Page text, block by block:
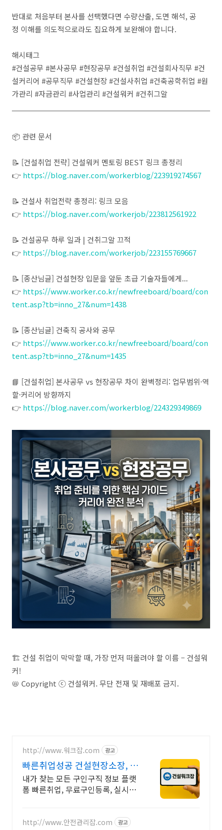
반대로 처음부터 본사를 선택했다면 수량산출, 도면 해석, 공
정 이해를 의도적으로라도 집요하게 보완해야 합니다.
해시태그
#건설공무 #본사공무 #현장공무 #건설취업 #건설회사직무 #건
설커리어 #공무직무 #건설현장 #건설사취업 #건축공학취업 #원
가관리 #자금관리 #사업관리 #건설워커 #건취그알
📦 관련 문서
📝 [건설취업 전략] 건설워커 멘토링 BEST 링크 총정리
👉 https://blog.naver.com/workerblog/223919274567
📝 건설사 취업전략 총정리: 링크 모음
👉 https://blog.naver.com/workerjob/223812561922
​📝 건설공무 하루 일과 | 건취그알 끄적
👉 https://blog.naver.com/workerjob/223155769667
📝 [종산님글] 건설현장 입문을 앞둔 초급 기술자들에게...
👉 https://www.worker.co.kr/newfreeboard/board/con
tent.asp?tb=inno_27&num=1438
📝 [종산님글] 건축직 공사와 공무
👉 https://www.worker.co.kr/newfreeboard/board/con
tent.asp?tb=inno_27&num=1435
📘 [건설취업] 본사공무 vs 현장공무 차이 완벽정리: 업무범위·역
할·커리어 방향까지
👉 https://blog.naver.com/workerblog/224329349869
🏗️ 건설 취업이 막막할 때, 가장 먼저 떠올려야 할 이름 – 건설워
커!
📛 Copyright ⓒ 건설워커. 무단 전재 및 재배포 금지.
http://www.워크잡.com 광고
빠른취업성공 건설현장소장, 경
비원, 건축인부, 노가다
내가 찾는 모든 구인구직 정보 플랫
폼 빠른취업, 무료구인등록, 실시간
http://www.안전관리잡.com 광고